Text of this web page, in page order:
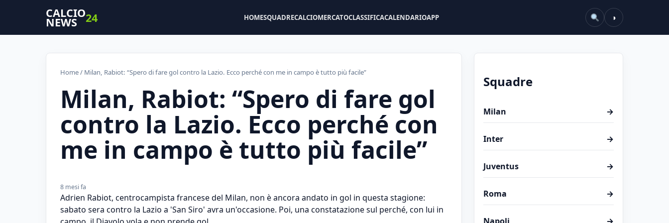
CALCIO
NEWS 24 HOMESQUADRECALCIOMERCATOCLASSIFICACALENDARIOAPP ◑
Home/ Milan, Rabiot: “Spero di fare gol contro la Lazio. Ecco perché con me in campo è tutto più facile”
Milan, Rabiot: “Spero di fare gol
contro la Lazio. Ecco perché con
me in campo è tutto più facile”
8 mesi fa
Adrien Rabiot, centrocampista francese del Milan, non è ancora andato in gol in questa stagione:
sabato sera contro la Lazio a 'San Siro' avra un'occasione. Poi, una constatazione sul perché, con lui in
Squadre
Milan →
Inter →
Juventus →
Roma →